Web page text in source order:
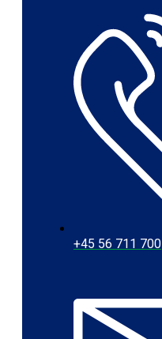
+45 56 711 700